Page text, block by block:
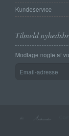
Kundeservice
Tilmeld
Modtage nogle af
adresse